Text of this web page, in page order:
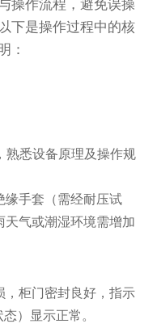
操作流程，避免误操
下是操作过程中的核
：
熟悉设备原理及操作规
缘手套（需经耐压试
气或潮湿环境需增加
，柜门密封良好，指示
）显示正常。